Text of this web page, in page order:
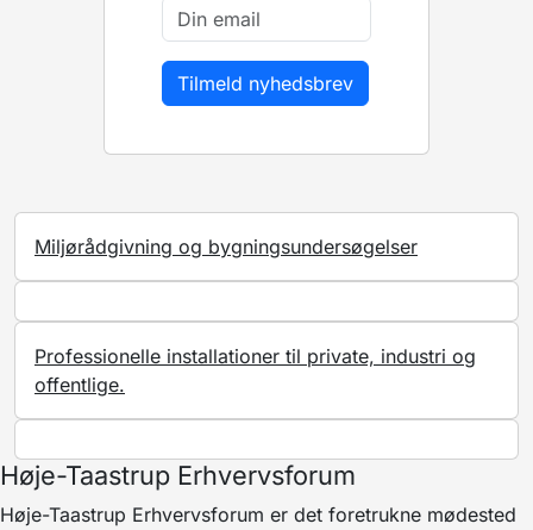
Miljørådgivning og bygningsundersøgelser
Professionelle installationer til private, industri og
offentlige.
Høje-Taastrup Erhvervsforum
Høje-Taastrup Erhvervsforum er det foretrukne mødested